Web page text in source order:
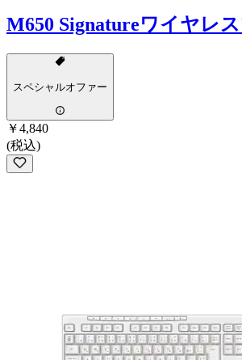
M650 Signatureワイヤレ
スペシャルオファー
￥4,840
(税込)